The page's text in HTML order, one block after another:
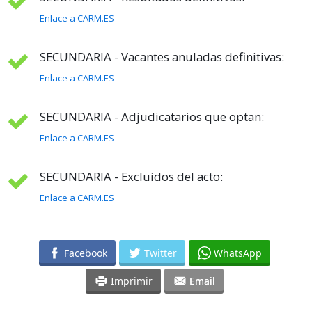
Enlace a CARM.ES
SECUNDARIA - Vacantes anuladas definitivas:
Enlace a CARM.ES
SECUNDARIA - Adjudicatarios que optan:
Enlace a CARM.ES
SECUNDARIA - Excluidos del acto:
Enlace a CARM.ES
Facebook Twitter WhatsApp
Imprimir Email